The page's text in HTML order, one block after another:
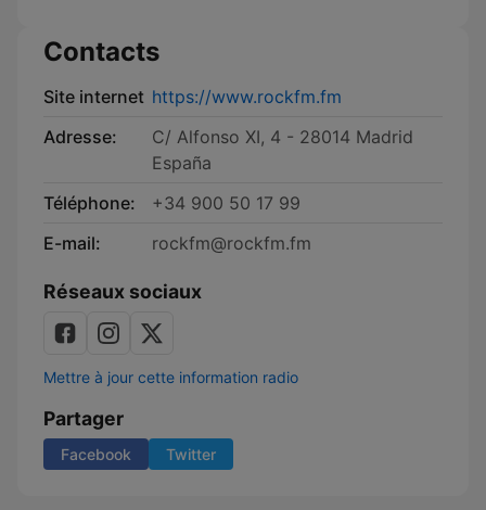
Contacts
Site internet https://www.rockfm.fm
Adresse:
C/ Alfonso XI, 4 - 28014 Madrid
España
Téléphone:
+34 900 50 17 99
E-mail:
rockfm@rockfm.fm
Réseaux sociaux
Mettre à jour cette information radio
Partager
Facebook Twitter